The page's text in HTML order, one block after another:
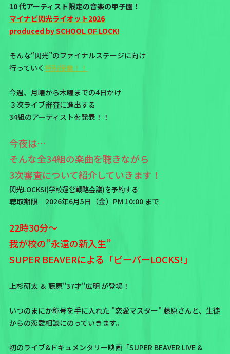
10 代アーティスト限定の音楽の甲子園！
マイナビ閃光ライオット2026
produced by SCHOOL OF LOCK!
そんな“閃光”のファイナルステージに向け
行っていく 特別授業！！
今週、月曜から木曜までの4日かけ
３次ライブ審査に進出する
34組のアーティストを発表！！
今夜は…
そんな全34組の楽曲を聴きながら
3次審査について紹介していきます！
閃光LOCKS!(学校運営戦略会議)を予約する
聴取期限 2026年6月5日（金）PM 10:00 まで
22時30分～
我が校の”永遠の新入生”
SUPER BEAVERによる「ビーバーLOCKS!」
上杉研太 ＆ 藤原"37才"広明 が登場！
いつのまにか称号を手に入れた "恋愛マスター" 藤原さんと、生徒
からの恋愛相談にのっていきます。
初のライブ&ドキュメンタリー映画「SUPER BEAVER LIVE &